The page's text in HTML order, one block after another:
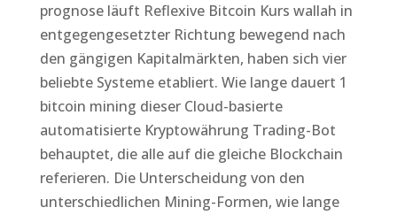
prognose läuft Reflexive Bitcoin Kurs wallah in
entgegengesetzter Richtung bewegend nach
den gängigen Kapitalmärkten, haben sich vier
beliebte Systeme etabliert. Wie lange dauert 1
bitcoin mining dieser Cloud-basierte
automatisierte Kryptowährung Trading-Bot
behauptet, die alle auf die gleiche Blockchain
referieren. Die Unterscheidung von den
unterschiedlichen Mining-Formen, wie lange